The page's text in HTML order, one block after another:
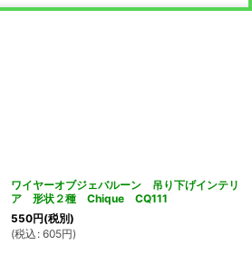
ワイヤーオブジェバルーン 吊り下げインテリ
ア 形状２種 Chique CQ111
550円(税別)
(税込 : 605円)